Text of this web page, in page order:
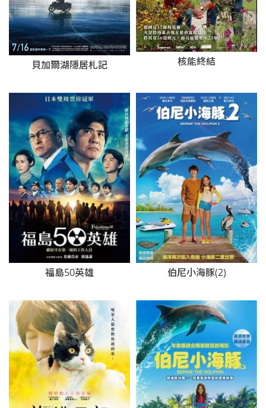
貝加爾湖隱居札記 核能終結
福島50英雄 伯尼小海豚(2)